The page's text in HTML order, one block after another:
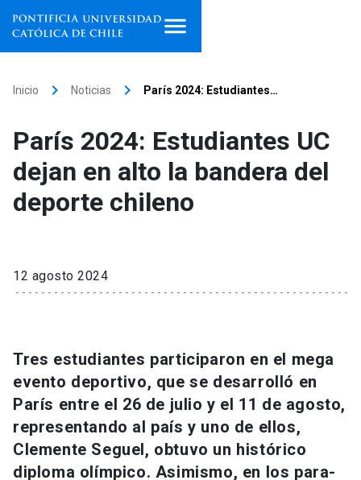
Facultades, escuelas e
institutos
Investigación
Extensión
Universidad
Información para keyboard_arrow_down
Futuros estudiantes
Go to english site launch
Inicio keyboard_arrow_right Noticias keyboard_arrow_right París 2024: Estudiantes…
París 2024: Estudiantes UC
dejan en alto la bandera del
deporte chileno
12 agosto 2024
Tres estudiantes participaron en el mega
evento deportivo, que se desarrolló en
París entre el 26 de julio y el 11 de agosto,
representando al país y uno de ellos,
Clemente Seguel, obtuvo un histórico
diploma olímpico. Asimismo, en los para-